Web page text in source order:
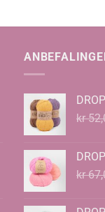
kr
kr